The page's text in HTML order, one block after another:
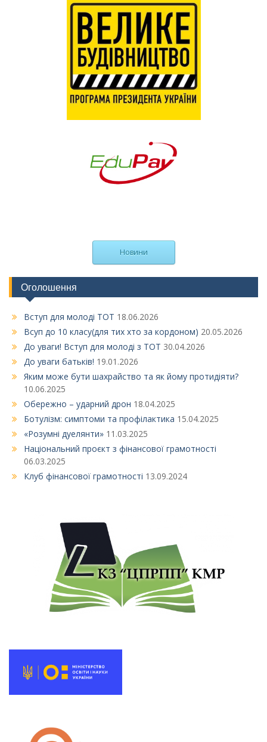
Новини
Оголошення
Вступ для молоді ТОТ 18.06.2026
Всуп до 10 класу(для тих хто за кордоном) 20.05.2026
До уваги! Вступ для молоді з ТОТ 30.04.2026
До уваги батьків! 19.01.2026
Яким може бути шахрайство та як йому протидіяти?
10.06.2025
Обережно – ударний дрон 18.04.2025
Ботулізм: симптоми та профілактика 15.04.2025
«Розумні дуелянти» 11.03.2025
Національний проєкт з фінансової грамотності
06.03.2025
Клуб фінансової грамотності 13.09.2024